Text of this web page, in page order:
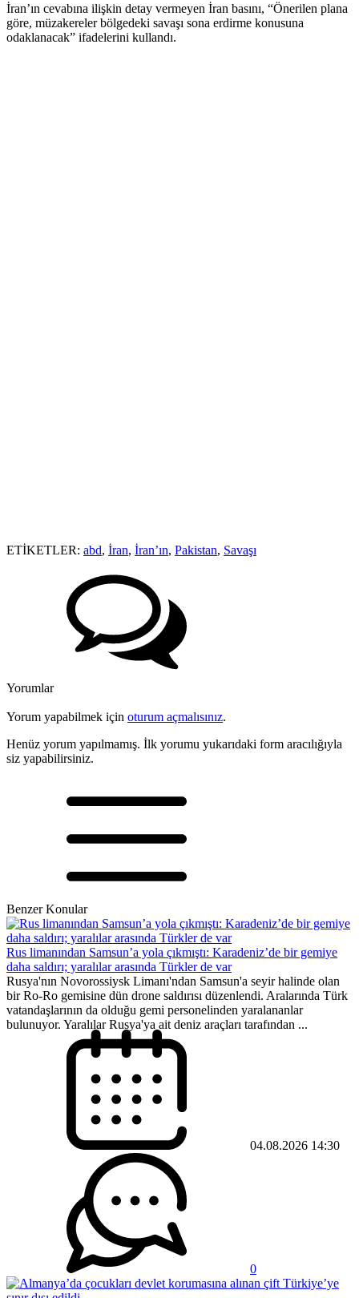
İran’ın cevabına ilişkin detay vermeyen İran basını, “Önerilen plana
göre, müzakereler bölgedeki savaşı sona erdirme konusuna
odaklanacak” ifadelerini kullandı.
ETİKETLER: abd, İran, İran’ın, Pakistan, Savaşı
Yorumlar
Yorum yapabilmek için oturum açmalısınız.
Henüz yorum yapılmamış. İlk yorumu yukarıdaki form aracılığıyla
siz yapabilirsiniz.
Benzer Konular
Rus limanından Samsun’a yola çıkmıştı: Karadeniz’de bir gemiye
daha saldırı; yaralılar arasında Türkler de var
Rusya'nın Novorossiysk Limanı'ndan Samsun'a seyir halinde olan
bir Ro-Ro gemisine dün drone saldırısı düzenlendi. Aralarında Türk
vatandaşlarının da olduğu gemi personelinden yaralananlar
bulunuyor. Yaralılar Rusya'ya ait deniz araçları tarafından ...
04.08.2026 14:30
0